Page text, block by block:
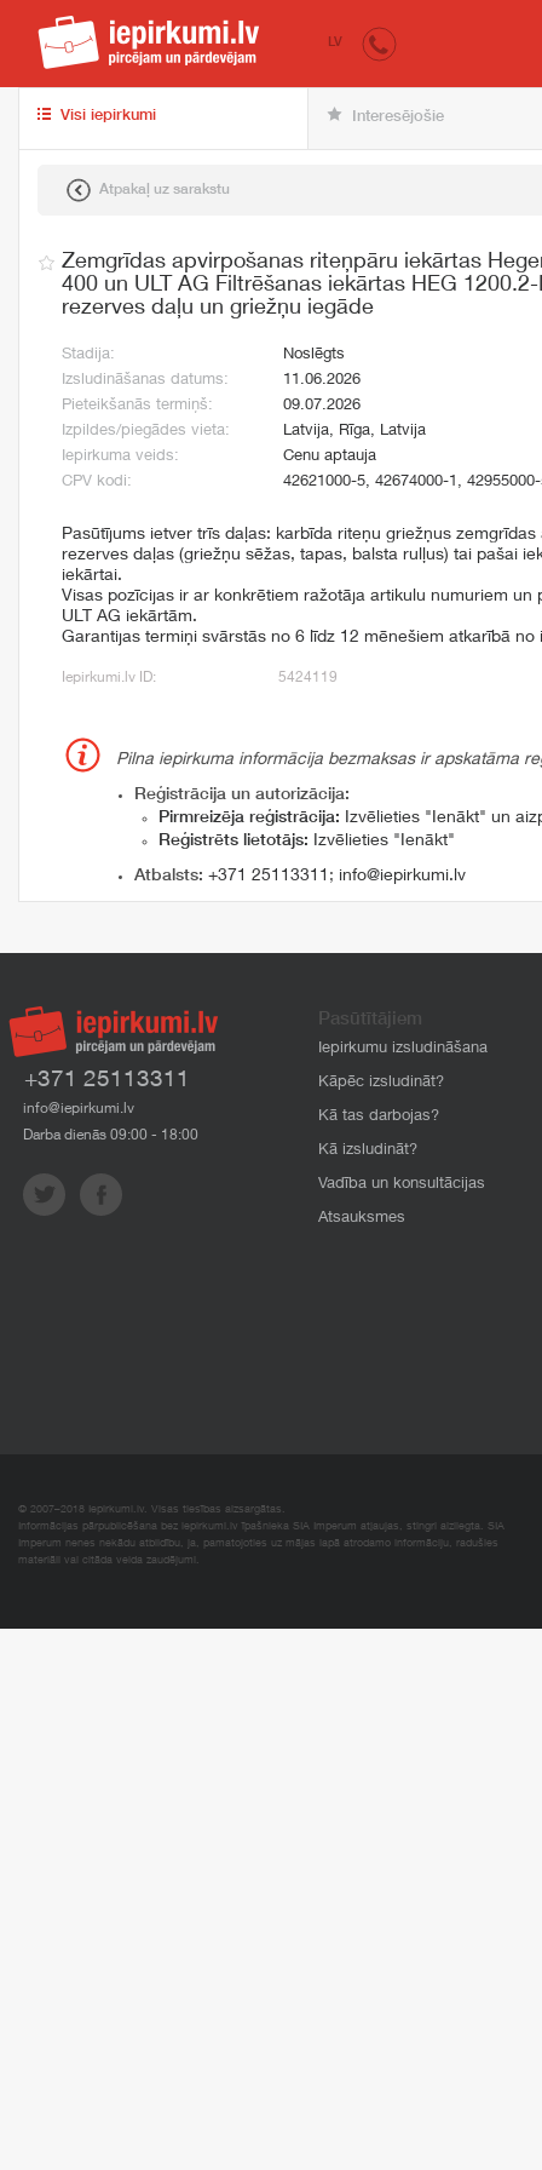
iepirkumi.lv
LV
Visi iepirkumi Interesējošie
Atpakaļ uz sarakstu
Zemgrīdas apvirpošanas riteņpāru iekārtas
400 un ULT AG Filtrēšanas iekārtas HEG
rezerves daļu un griežņu iegāde
Stadija:
Noslēgts
Izsludināšanas datums:
11.06.2026
Pieteikšanās termiņš:
09.07.2026
Izpildes/piegādes vieta:
Latvija, Rīga, Latvija
Iepirkuma veids:
Cenu aptauja
CPV kodi:
42621000-5, 42674000-1,
Pasūtījums ietver trīs daļas: karbīda riteņu griežņus
rezerves daļas (griežņu sēžas, tapas, balsta rulļus) tai pašai
iekārtai.
Visas pozīcijas ir ar konkrētiem ražotāja artikulu numuriem un
ULT AG iekārtām.
Garantijas termiņi svārstās no 6 līdz 12 mēnešiem atkarībā no
Iepirkumi.lv ID: 5424119
Pilna iepirkuma informācija bezmaksas ir apskatāma
Reģistrācija un autorizācija:
Pirmreizēja reģistrācija: Izvēlieties "Ienākt" un
Reģistrēts lietotājs: Izvēlieties "Ienākt"
Atbalsts: +371 25113311 ; info@iepirkumi.lv
+371 25113311
info@iepirkumi.lv
Darba dienās 09:00 - 18:00
Pasūtītājiem
Iepirkumu izsludināšana
Kāpēc izsludināt?
Kā tas darbojas?
Kā izsludināt?
Vadība un konsultācijas
Atsauksmes
© 2007–2018 Iepirkumi.lv. Visas tiesības aizsargātas.
Informācijas pārpublicēšana bez iepirkumi.lv īpašnieka SIA Imperum atļaujas, stingri aizliegta. SIA
Imperum nenes nekādu atbildību, ja, pamatojoties uz mājas lapā atrodamo informāciju, radušies
materiāli vai citāda veida zaudējumi.